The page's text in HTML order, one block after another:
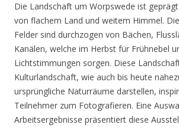
Die Landschaft um Worpswede ist geprägt
von flachem Land und weitem Himmel.
Felder sind durchzogen von Bächen,
Kanälen, welche im Herbst für Frühnebel
Lichtstimmungen sorgen. Diese
Kulturlandschaft, wie auch bis heute
ursprüngliche Naturräume darstellen,
Teilnehmer zum Fotografieren. Eine
Arbeitsergebnisse präsentiert diese